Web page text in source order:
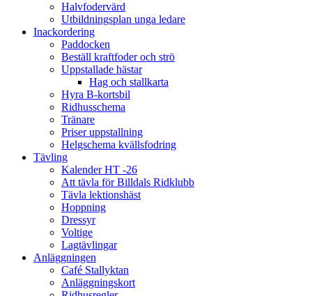
Halvfodervärd
Utbildningsplan unga ledare
Inackordering
Paddocken
Beställ kraftfoder och strö
Uppstallade hästar
Hag och stallkarta
Hyra B-kortsbil
Ridhusschema
Tränare
Priser uppstallning
Helgschema kvällsfodring
Tävling
Kalender HT -26
Att tävla för Billdals Ridklubb
Tävla lektionshäst
Hoppning
Dressyr
Voltige
Lagtävlingar
Anläggningen
Café Stallyktan
Anläggningskort